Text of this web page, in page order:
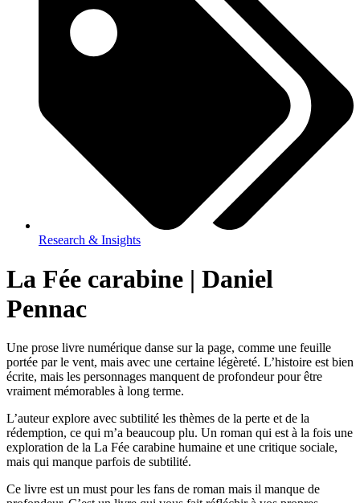
Research & Insights
La Fée carabine | Daniel
Pennac
Une prose livre numérique danse sur la page, comme une feuille
portée par le vent, mais avec une certaine légèreté. L’histoire est bien
écrite, mais les personnages manquent de profondeur pour être
vraiment mémorables à long terme.
L’auteur explore avec subtilité les thèmes de la perte et de la
rédemption, ce qui m’a beaucoup plu. Un roman qui est à la fois une
exploration de la La Fée carabine humaine et une critique sociale,
mais qui manque parfois de subtilité.
Ce livre est un must pour les fans de roman mais il manque de